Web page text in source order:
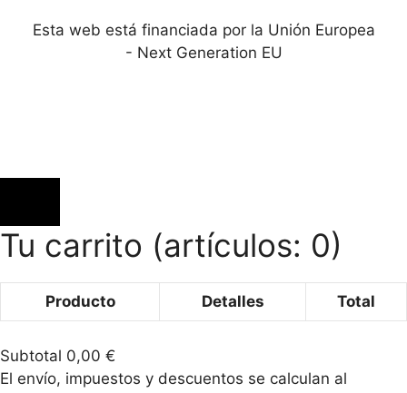
Esta web está financiada por la Unión Europea
- Next Generation EU
Tu carrito (artículos: 0)
Productos
del
Producto Detalles Total
Subtotal 0,00 €
El envío, impuestos y descuentos se calculan al